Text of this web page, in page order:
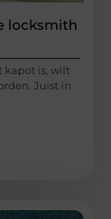
locksmith
kapot is, wilt
Juist in